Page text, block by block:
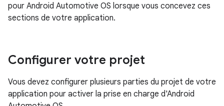
pour Android Automotive OS lorsque vous concevez ces
sections de votre application.
Configurer votre projet
Vous devez configurer plusieurs parties du projet de votre
application pour activer la prise en charge d'Android